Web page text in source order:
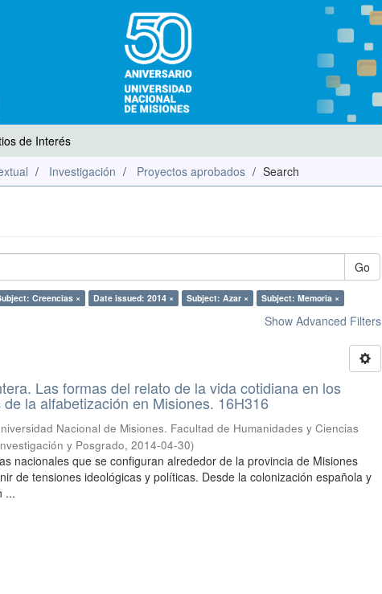
de Interés
Investigación Proyectos aprobados Search
Go
Creencias × Date issued: 2014 × Subject: Azar × Subject: Memoria ×
Show Advanced Filters
Las formas del relato de la vida cotidiana en los
la alfabetización en Misiones. 16H316
Nacional de Misiones. Facultad de Humanidades y Ciencias
y Posgrado,2014-04-30)
nacionales que se configuran alrededor de la provincia de Misiones
de tensiones ideológicas y políticas. Desde la colonización española y
...